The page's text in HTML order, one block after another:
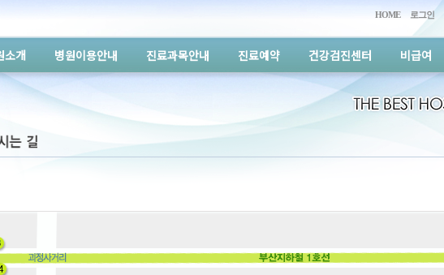
HOME 로그인
소개 병원이용안내 진료과목안내 진료예약 건강검진센터 비급여